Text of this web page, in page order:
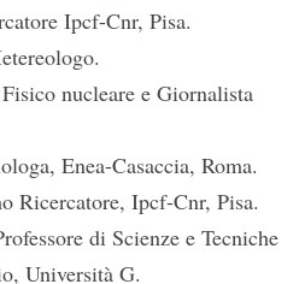
Ipcf-Cnr, Pisa.
nucleare e Giornalista
Enea-Casaccia, Roma.
Ricercatore, Ipcf-Cnr, Pisa.
di Scienze e Tecniche
Università G.